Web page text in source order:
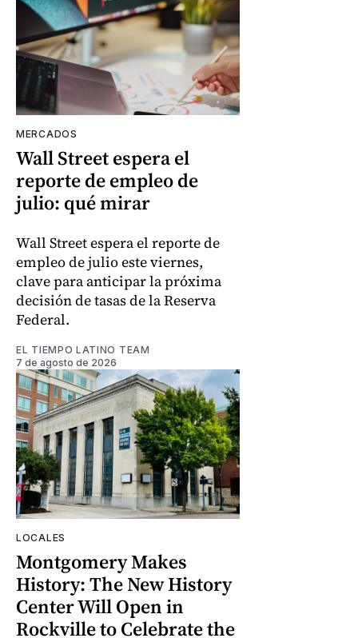
MERCADOS
Wall Street espera el
reporte de empleo de
julio: qué mirar
Wall Street espera el reporte de
empleo de julio este viernes,
clave para anticipar la próxima
decisión de tasas de la Reserva
Federal.
EL TIEMPO LATINO TEAM
7 de agosto de 2026
LOCALES
Montgomery Makes
History: The New History
Center Will Open in
Rockville to Celebrate the